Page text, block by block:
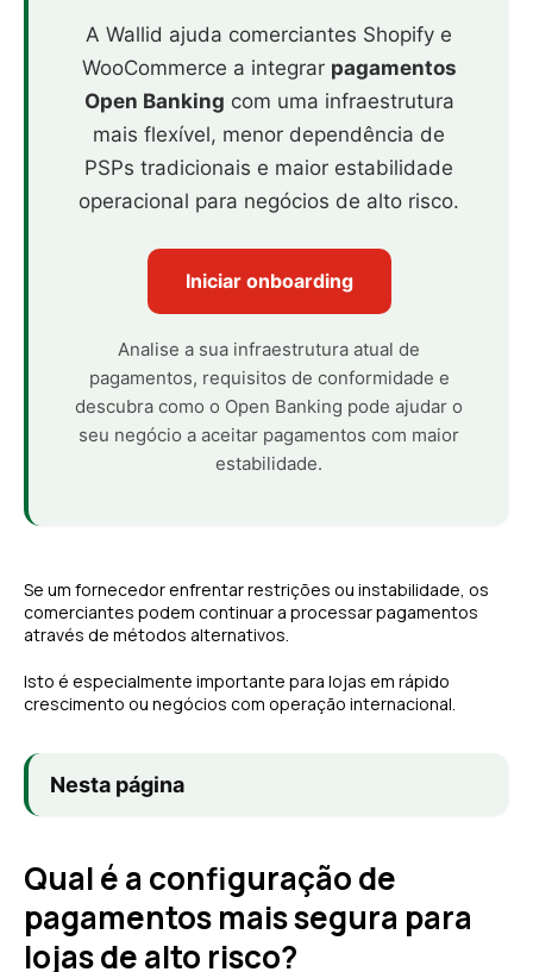
A Wallid ajuda comerciantes Shopify e
WooCommerce a integrar pagamentos
Open Banking com uma infraestrutura
mais flexível, menor dependência de
PSPs tradicionais e maior estabilidade
operacional para negócios de alto risco.
Iniciar onboarding
Analise a sua infraestrutura atual de
pagamentos, requisitos de conformidade e
descubra como o Open Banking pode ajudar o
seu negócio a aceitar pagamentos com maior
estabilidade.
Se um fornecedor enfrentar restrições ou instabilidade, os
comerciantes podem continuar a processar pagamentos
através de métodos alternativos.
Isto é especialmente importante para lojas em rápido
crescimento ou negócios com operação internacional.
Nesta página
Qual é a configuração de
pagamentos mais segura para
lojas de alto risco?